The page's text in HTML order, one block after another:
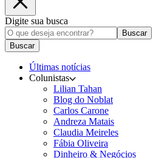
Digite sua busca
Buscar
Buscar
Últimas notícias
Colunistas
Lilian Tahan
Blog do Noblat
Carlos Carone
Andreza Matais
Claudia Meireles
Fábia Oliveira
Dinheiro & Negócios